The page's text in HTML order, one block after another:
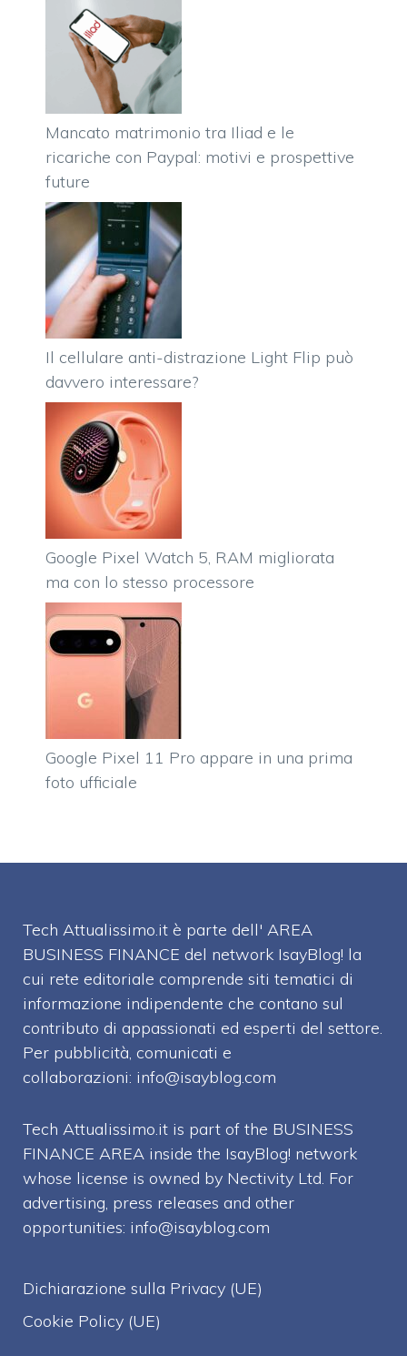
Mancato matrimonio tra Iliad e le
ricariche con Paypal: motivi e prospettive
future
Il cellulare anti-distrazione Light Flip può
davvero interessare?
Google Pixel Watch 5, RAM migliorata
ma con lo stesso processore
Google Pixel 11 Pro appare in una prima
foto ufficiale
Tech Attualissimo.it è parte dell' AREA
BUSINESS FINANCE del network IsayBlog! la
cui rete editoriale comprende siti tematici di
informazione indipendente che contano sul
contributo di appassionati ed esperti del settore.
Per pubblicità, comunicati e
collaborazioni: info@isayblog.com
Tech Attualissimo.it is part of the BUSINESS
FINANCE AREA inside the IsayBlog! network
whose license is owned by Nectivity Ltd. For
advertising, press releases and other
opportunities: info@isayblog.com
Dichiarazione sulla Privacy (UE)
Cookie Policy (UE)